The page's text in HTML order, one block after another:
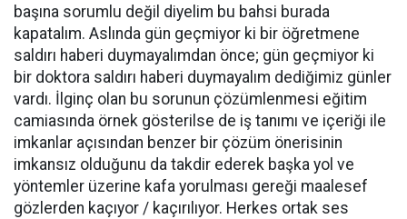
başına sorumlu değil diyelim bu bahsi burada
kapatalım. Aslında gün geçmiyor ki bir öğretmene
saldırı haberi duymayalımdan önce; gün geçmiyor ki
bir doktora saldırı haberi duymayalım dediğimiz günler
vardı. İlginç olan bu sorunun çözümlenmesi eğitim
camiasında örnek gösterilse de iş tanımı ve içeriği ile
imkanlar açısından benzer bir çözüm önerisinin
imkansız olduğunu da takdir ederek başka yol ve
yöntemler üzerine kafa yorulması gereği maalesef
gözlerden kaçıyor / kaçırılıyor. Herkes ortak ses